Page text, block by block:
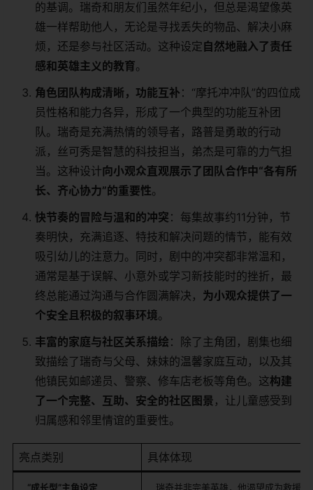
的基调。瑞奇和朋友们虽然年纪小，但总是渴望像英
雄一样帮助他人，无论是寻找丢失的物品、解决小麻
烦，还是参与社区活动。这种设定自然地融入了责任
感和英雄主义的教育。
角色团队构成清晰，功能互补 ：“摩托冲冲队”的四位成
员性格和能力各异，形成了一个典型的功能互补团
队。瑞奇是充满热情的领导者，路普是勇敢的行动
派，丝可秀是智慧的科技担当，弟杰是可靠的力气担
当。这种设计向小观众直观展示了团队合作中“各有所
长、齐心协力”的重要性。
快节奏的冒险与温和的冲突 ：每集故事约11分钟，节
奏明快，充满追逐、特技和解决问题的情节，能有效
吸引幼儿的注意力。同时，剧中的冲突都非常温和，
通常是基于误解、小意外或学习新技能时的挫折，最
终总能通过沟通与合作圆满解决， 为小观众提供了一
个安全且积极的叙事环境。
丰富的家庭与社区关系描绘 ：除了主角团，剧集也细
致描绘了瑞奇与父母、妹妹的温馨家庭互动，以及其
他镇民如邮递员、警察、修车店老板等角色。这构建
了一个完整、互助、安全的社区图景 ，让儿童感受到
归属感和邻里情谊的重要性。
亮点类别 具体体现
“成长型”主角设定 瑞奇并非完美英雄，他渴望成为救援